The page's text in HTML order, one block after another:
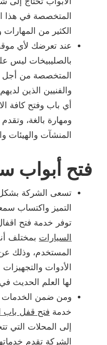
المتخصصة في هذا
الكثير من المهارات
عند تعرضك لأي
بالصليبيخات ليس
المتخصصة من أجل
والفنيين الذين
أي باب وفتح كافة
ومهارة بالغة،
المنشآت والهيئات
فتح أبواب
تسعى الشركة بشكل
التميز واكتساب
توفر خدمة فتح
السيارات بمختلف
المستخدم، وذلك
الأدوات
لها العلم الحديث
ومن ضمن الخدمات
خدمة فتح قفل باب
إلى المحلات التي
الشركة تقدم